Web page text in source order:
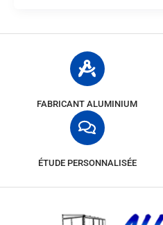
FABRICANT ALUMINIUM
ÉTUDE PERSONNALISÉE